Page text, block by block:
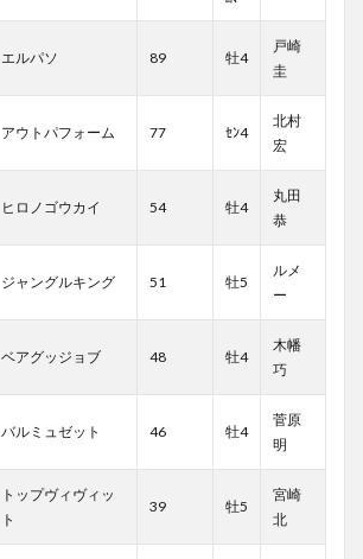
エルパソ 89 牡4
戸崎
圭
アウトパフォーム 77 ｾﾝ4
北村
宏
ヒロノゴウカイ 54 牡4
丸田
恭
ジャングルキング 51 牡5
ルメ
ー
ベアグッジョブ 48 牡4
木幡
巧
バルミュゼット 46 牡4
菅原
明
トップヴィヴィッ
ト
39 牡5
宮崎
北